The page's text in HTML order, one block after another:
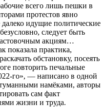
всего лишь пешки в
протестов явно
идущие политические
следует быть
акциям…
показала практика,
обстановку, посеять
повторить печальные
го», — написано в одной
намёками, авторы
сам факт
жизни и труда.